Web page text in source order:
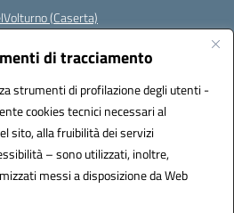
di tracciamento
strumenti di profilazione degli utenti -
cookies tecnici necessari al
sito, alla fruibilità dei servizi
– sono utilizzati, inoltre,
messi a disposizione da Web
(Caserta)
ceis014005@pec.istruzione.it
(IPA): istsc_ceis014005
UOU8EW